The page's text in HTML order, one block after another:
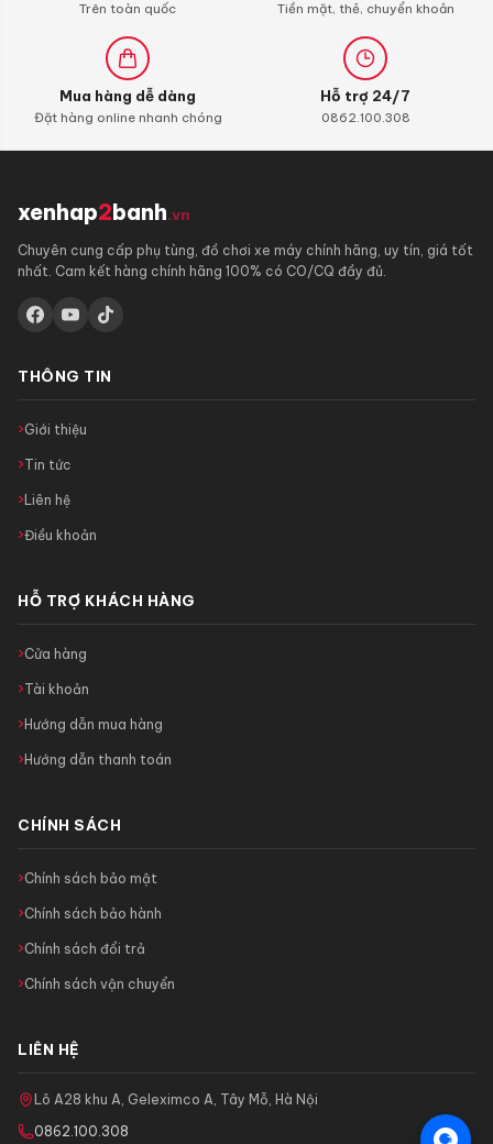
Trên toàn quốc Tiền mặt, thẻ, chuyển khoản
Mua hàng dễ dàng
Đặt hàng online nhanh chóng
Hỗ trợ 24/7
0862.100.308
xenhap2banh.vn
Chuyên cung cấp phụ tùng, đồ chơi xe máy chính hãng, uy tín, giá tốt
nhất. Cam kết hàng chính hãng 100% có CO/CQ đầy đủ.
THÔNG TIN
Giới thiệu
Tin tức
Liên hệ
Điều khoản
HỖ TRỢ KHÁCH HÀNG
Cửa hàng
Tài khoản
Hướng dẫn mua hàng
Hướng dẫn thanh toán
CHÍNH SÁCH
Chính sách bảo mật
Chính sách bảo hành
Chính sách đổi trả
Chính sách vận chuyển
LIÊN HỆ
Lô A28 khu A, Geleximco A, Tây Mỗ, Hà Nội
0862.100.308